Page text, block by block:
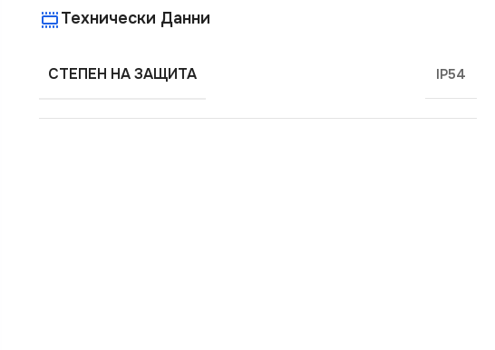
Технически Данни
СТЕПЕН НА ЗАЩИТА IP54